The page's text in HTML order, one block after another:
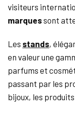
visiteurs
marquessont
Les stands,
en valeur une
parfums et
passant par les
bijoux, les